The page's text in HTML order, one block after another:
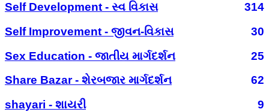
Self Development - સ્વ વિકાસ
314
Self Improvement - જીવન-વિકાસ
30
Sex Education - જાતીય માર્ગદર્શન
25
Share Bazar - શેરબજાર માર્ગદર્શન
62
shayari - શાયરી
9